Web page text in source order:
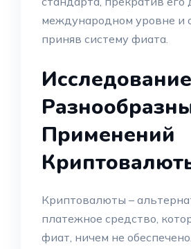
международном уровне и
приняв систему фиата.
Исследование
Применений
Криптовалюты –
платежное средство,
фиат, ничем не